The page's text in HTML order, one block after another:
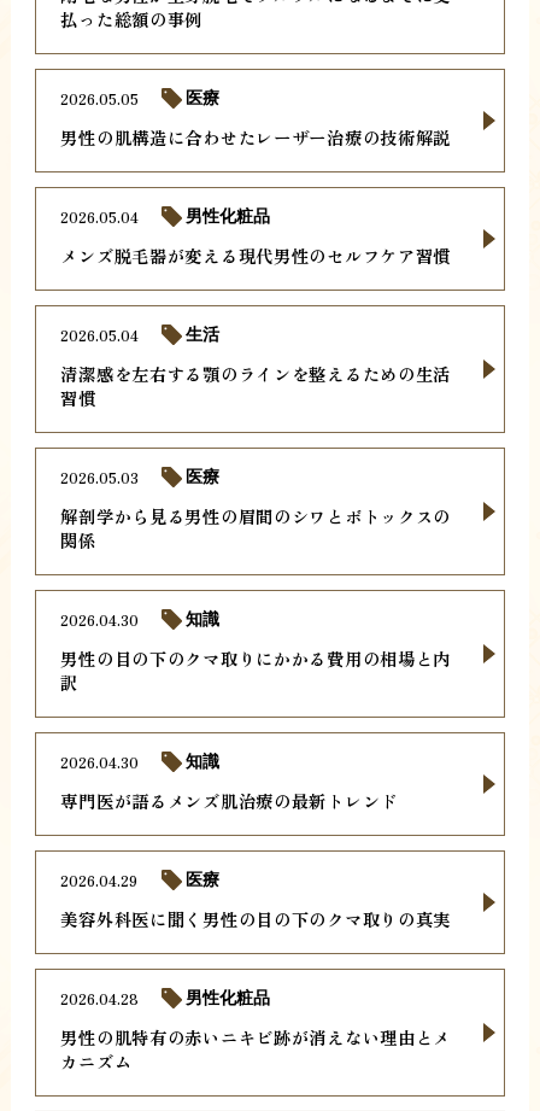
払った総額の事例
男性の肌構造に合わせたレーザー治療の技術解説
2026.05.05 医療
メンズ脱毛器が変える現代男性のセルフケア習慣
2026.05.04 男性化粧品
清潔感を左右する顎のラインを整えるための生活
習慣
2026.05.04 生活
解剖学から見る男性の眉間のシワとボトックスの
関係
2026.05.03 医療
男性の目の下のクマ取りにかかる費用の相場と内
訳
2026.04.30 知識
専門医が語るメンズ肌治療の最新トレンド
2026.04.30 知識
美容外科医に聞く男性の目の下のクマ取りの真実
2026.04.29 医療
男性の肌特有の赤いニキビ跡が消えない理由とメ
カニズム
2026.04.28 男性化粧品